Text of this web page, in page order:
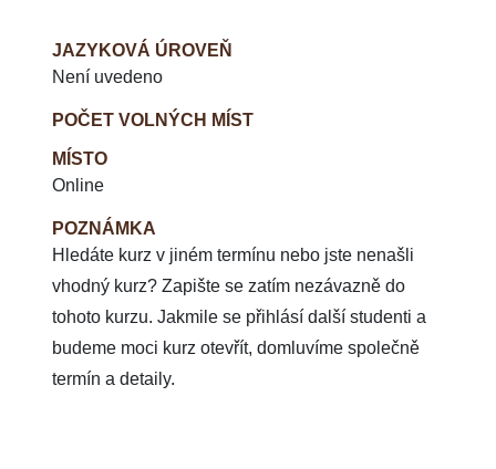
JAZYKOVÁ ÚROVEŇ
Není uvedeno
POČET VOLNÝCH MÍST
MÍSTO
Online
POZNÁMKA
Hledáte kurz v jiném termínu nebo jste nenašli
vhodný kurz? Zapište se zatím nezávazně do
tohoto kurzu. Jakmile se přihlásí další studenti a
budeme moci kurz otevřít, domluvíme společně
termín a detaily.